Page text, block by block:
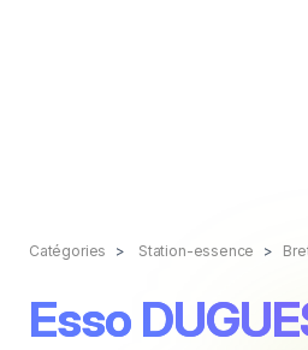
Catégories Station-essence
Esso